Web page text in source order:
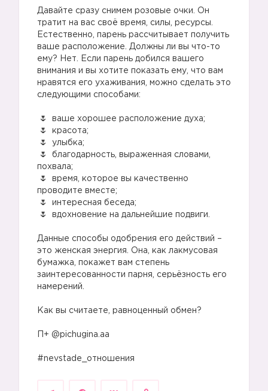
Давайте сразу снимем розовые очки. Он
тратит на вас своё время, силы, ресурсы.
Естественно, парень рассчитывает получить
ваше расположение. Должны ли вы что-то
ему? Нет. Если парень добился вашего
внимания и вы хотите показать ему, что вам
нравятся его ухаживания, можно сделать это
следующими способами:
ваше хорошее расположение духа; ⠀
красота;⠀
улыбка; ⠀
благодарность, выраженная словами,
похвала; ⠀
время, которое вы качественно
проводите вместе; ⠀
интересная беседа; ⠀
вдохновение на дальнейшие подвиги.
Данные способы одобрения его действий –
это женская энергия. Она, как лакмусовая
бумажка, покажет вам степень
заинтересованности парня, серьёзность его
намерений.
Как вы считаете, равноценный обмен?
П+ @pichugina.aa
#nevstade_отношения